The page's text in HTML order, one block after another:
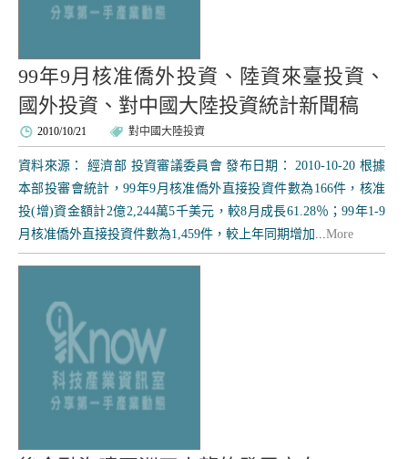
99年9月核准僑外投資、陸資來臺投資、
國外投資、對中國大陸投資統計新聞稿
2010/10/21 對中國大陸投資
資料來源： 經濟部 投資審議委員會 發布日期： 2010-10-20 根據
本部投審會統計，99年9月核准僑外直接投資件數為166件，核准
投(增)資金額計2億2,244萬5千美元，較8月成長61.28％；99年1-9
月核准僑外直接投資件數為1,459件，較上年同期增加...More